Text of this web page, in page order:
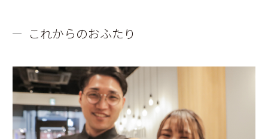
これからのおふたり